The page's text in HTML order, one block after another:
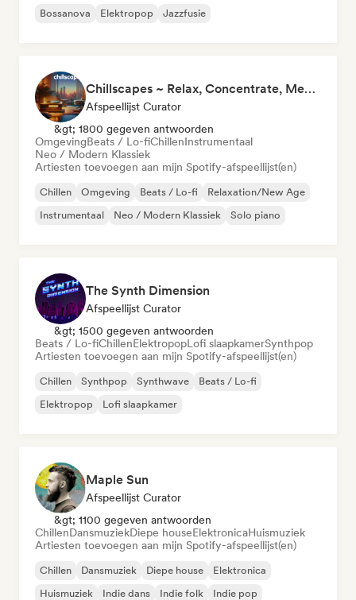
Bossanova
Elektropop Jazzfusie
Chillscapes ~ Relax, Concentrate, Meditate, Sleep, Dream
Afspeellijst Curator
&gt; 1800 gegeven antwoorden
OmgevingBeats / Lo-fiChillenInstrumentaal
Neo / Modern Klassiek
Artiesten toevoegen aan mijn Spotify-afspeellijst(en)
Chillen Omgeving Beats / Lo-fi
Relaxation/New Age
Instrumentaal
Neo / Modern Klassiek Solo piano
The Synth Dimension
Afspeellijst Curator
&gt; 1500 gegeven antwoorden
Beats / Lo-fiChillenElektropopLofi slaapkamerSynthpop
Artiesten toevoegen aan mijn Spotify-afspeellijst(en)
Chillen Synthpop Synthwave
Beats / Lo-fi
Elektropop
Lofi slaapkamer
Maple Sun
Afspeellijst Curator
&gt; 1100 gegeven antwoorden
ChillenDansmuziekDiepe houseElektronicaHuismuziek
Artiesten toevoegen aan mijn Spotify-afspeellijst(en)
Chillen Dansmuziek Diepe house
Elektronica
Huismuziek
Indie dans Indie folk Indie pop